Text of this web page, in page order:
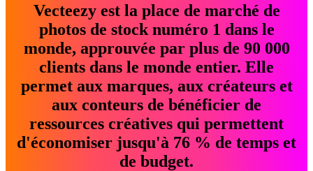
Vecteezy est la place de marché de
photos de stock numéro 1 dans le
monde, approuvée par plus de 90 000
clients dans le monde entier. Elle
permet aux marques, aux créateurs et
aux conteurs de bénéficier de
ressources créatives qui permettent
d'économiser jusqu'à 76 % de temps et
de budget.